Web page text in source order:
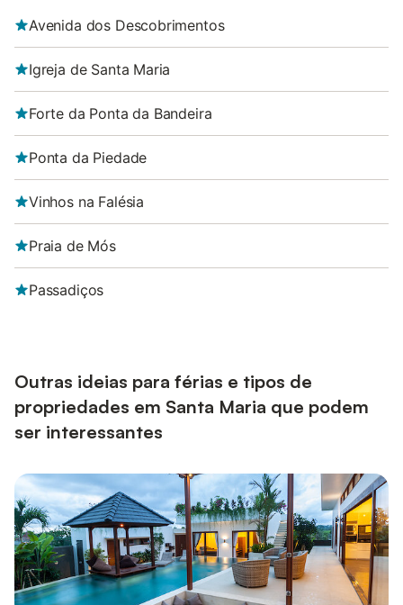
Avenida dos Descobrimentos
Igreja de Santa Maria
Forte da Ponta da Bandeira
Ponta da Piedade
Vinhos na Falésia
Praia de Mós
Passadiços
Outras ideias para férias e tipos de
propriedades em Santa Maria que podem
ser interessantes